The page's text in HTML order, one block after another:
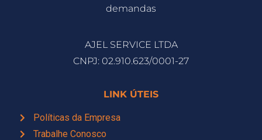
demandas
AJEL SERVICE LTDA
CNPJ: 02.910.623/0001-27
LINK ÚTEIS
Políticas da Empresa
Trabalhe Conosco